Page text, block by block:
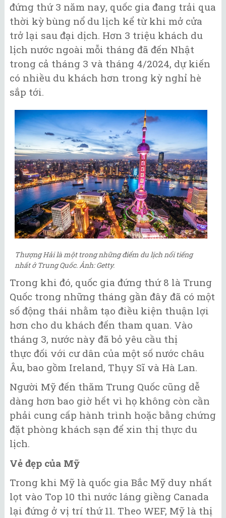
đứng thứ 3 năm nay, quốc gia đang trải qua
thời kỳ bùng nổ du lịch kể từ khi mở cửa
trở lại sau đại dịch. Hơn 3 triệu khách du
lịch nước ngoài mỗi tháng đã đến Nhật
trong cả tháng 3 và tháng 4/2024, dự kiến
có nhiều du khách hơn trong kỳ nghỉ hè
sắp tới.
Thượng Hải là một trong những điểm du lịch nổi tiếng
nhất ở Trung Quốc. Ảnh: Getty.
Trong khi đó, quốc gia đứng thứ 8 là Trung
Quốc trong những tháng gần đây đã có một
số động thái nhằm tạo điều kiện thuận lợi
hơn cho du khách đến tham quan. Vào
tháng 3, nước này đã bỏ yêu cầu thị
thực đối với cư dân của một số nước châu
Âu, bao gồm Ireland, Thụy Sĩ và Hà Lan.
Người Mỹ đến thăm Trung Quốc cũng dễ
dàng hơn bao giờ hết vì họ không còn cần
phải cung cấp hành trình hoặc bằng chứng
đặt phòng khách sạn để xin thị thực du
lịch.
Vẻ đẹp của Mỹ
Trong khi Mỹ là quốc gia Bắc Mỹ duy nhất
lọt vào Top 10 thì nước láng giềng Canada
lại đứng ở vị trí thứ 11. Theo WEF, Mỹ là thị